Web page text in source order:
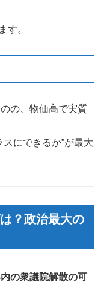
す。
の、物価高で実質
にできるか”が最大
？政治最大の
の衆議院解散の可